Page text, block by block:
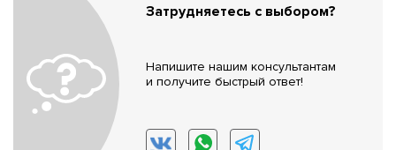
Затрудняетесь с выбором?
Напишите нашим консультантам
и получите быстрый ответ!